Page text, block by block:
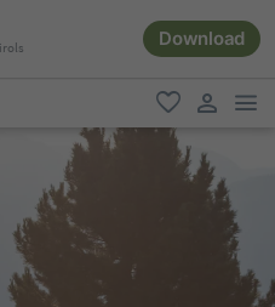
Download
favorit